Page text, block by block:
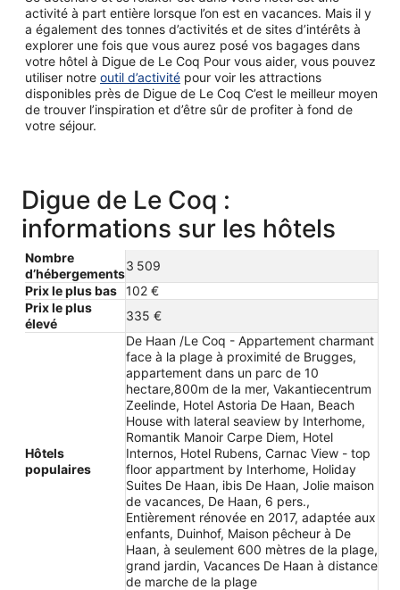
activité à part entière lorsque l’on est en vacances. Mais il y
a également des tonnes d’activités et de sites d’intérêts à
explorer une fois que vous aurez posé vos bagages dans
votre hôtel à Digue de Le Coq Pour vous aider, vous pouvez
utiliser notre outil d’activité pour voir les attractions
disponibles près de Digue de Le Coq C’est le meilleur moyen
de trouver l’inspiration et d’être sûr de profiter à fond de
votre séjour.
Digue de Le Coq :
informations sur les hôtels
Nombre
d’hébergements
3 509
Prix le plus bas 102 €
Prix le plus
élevé
335 €
Hôtels
populaires
De Haan /Le Coq - Appartement charmant
face à la plage à proximité de Brugges,
appartement dans un parc de 10
hectare,800m de la mer, Vakantiecentrum
Zeelinde, Hotel Astoria De Haan, Beach
House with lateral seaview by Interhome,
Romantik Manoir Carpe Diem, Hotel
Internos, Hotel Rubens, Carnac View - top
floor appartment by Interhome, Holiday
Suites De Haan, ibis De Haan, Jolie maison
de vacances, De Haan, 6 pers.,
Entièrement rénovée en 2017, adaptée aux
enfants, Duinhof, Maison pêcheur à De
Haan, à seulement 600 mètres de la plage,
grand jardin, Vacances De Haan à distance
de marche de la plage